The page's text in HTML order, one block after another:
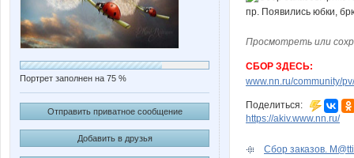
Портрет заполнен на 75 %
Отправить приватное сообщение
Добавить в друзья
Просмотреть или
СБОР ЗДЕСЬ:
www.nn.ru/community/
Поделиться:
https://akiv.www.nn.ru/
Сбор заказов.